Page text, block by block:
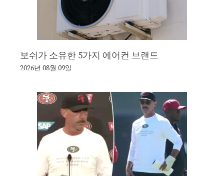
보쉬가 소유한 5가지 에어컨 브랜드
2026년 08월 09일